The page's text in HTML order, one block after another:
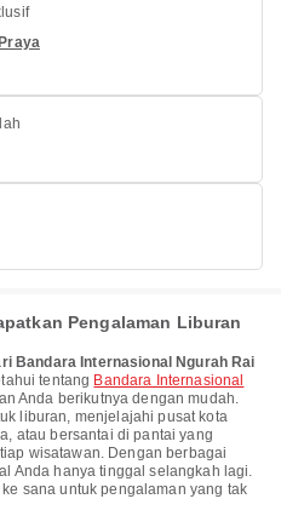
Pengalaman Liburan
Bandara Internasional Ngurah Rai
tentang Bandara Internasional
Anda berikutnya dengan mudah.
liburan, menjelajahi pusat kota
atau bersantai di pantai yang
wisatawan. Dengan berbagai
Anda hanya tinggal selangkah lagi.
sana untuk pengalaman yang tak